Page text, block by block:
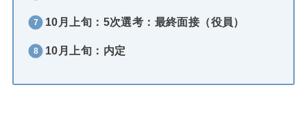
10月上旬：5次選考：最終面接（役員）
10月上旬：内定